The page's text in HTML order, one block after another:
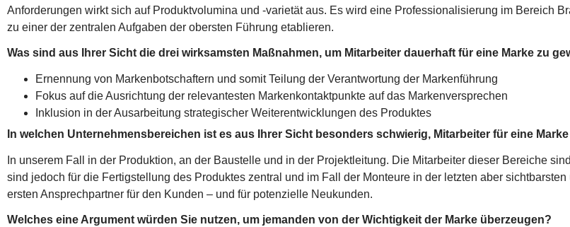
Anforderungen wirkt sich auf Produktvolumina und -varietät aus. Es wird eine Professionalisierung im Bereich
zu einer der zentralen Aufgaben der obersten Führung etablieren.
Was sind aus Ihrer Sicht die drei wirksamsten Maßnahmen, um Mitarbeiter dauerhaft für eine Marke zu
Ernennung von Markenbotschaftern und somit Teilung der Verantwortung der Markenführung
Fokus auf die Ausrichtung der relevantesten Markenkontaktpunkte auf das Markenversprechen
Inklusion in der Ausarbeitung strategischer Weiterentwicklungen des Produktes
In welchen Unternehmensbereichen ist es aus Ihrer Sicht besonders schwierig, Mitarbeiter für eine
In unserem Fall in der Produktion, an der Baustelle und in der Projektleitung. Die Mitarbeiter dieser Bereiche
sind jedoch für die Fertigstellung des Produktes zentral und im Fall der Monteure in der letzten aber
ersten Ansprechpartner für den Kunden – und für potenzielle Neukunden.
Welches eine Argument würden Sie nutzen, um jemanden von der Wichtigkeit der Marke überzeugen?